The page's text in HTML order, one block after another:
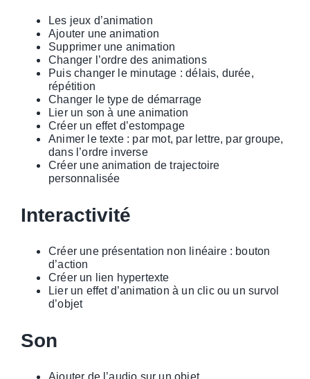
Les jeux d’animation
Ajouter une animation
Supprimer une animation
Changer l’ordre des animations
Puis changer le minutage : délais, durée,
répétition
Changer le type de démarrage
Lier un son à une animation
Créer un effet d’estompage
Animer le texte : par mot, par lettre, par groupe,
dans l’ordre inverse
Créer une animation de trajectoire
personnalisée
Interactivité
Créer une présentation non linéaire : bouton
d’action
Créer un lien hypertexte
Lier un effet d’animation à un clic ou un survol
d’objet
Son